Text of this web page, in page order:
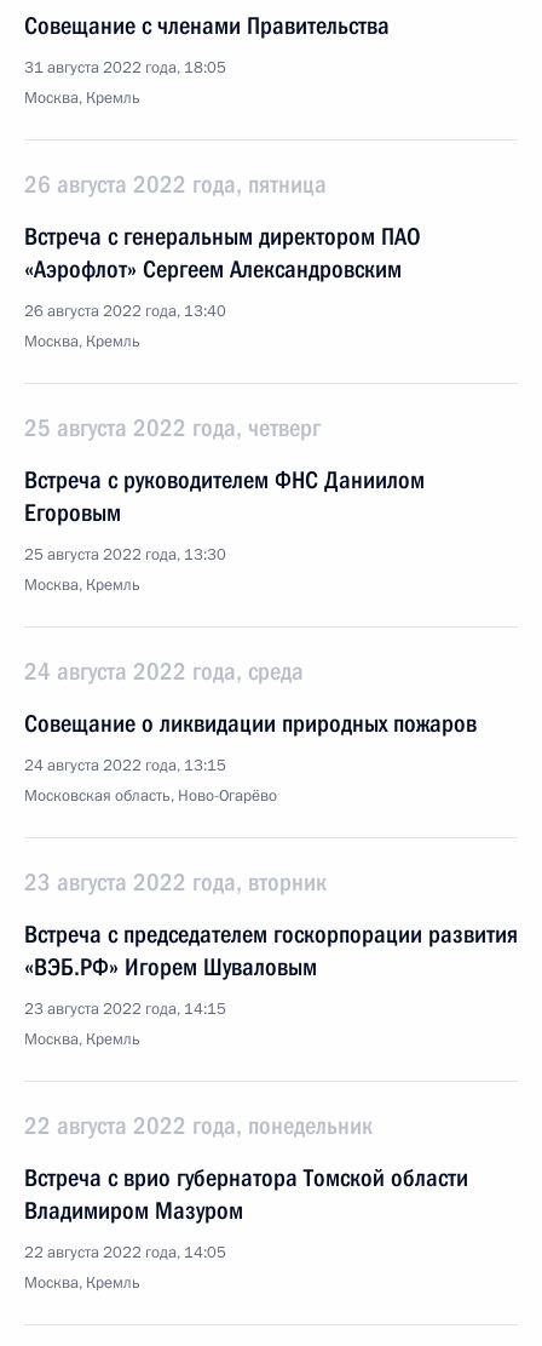
Совещание с членами Правительства
31 августа 2022 года, 18:05
Москва, Кремль
26 августа 2022 года, пятница
Встреча с генеральным директором ПАО
«Аэрофлот» Сергеем Александровским
26 августа 2022 года, 13:40
Москва, Кремль
25 августа 2022 года, четверг
Встреча с руководителем ФНС Даниилом
Егоровым
25 августа 2022 года, 13:30
Москва, Кремль
24 августа 2022 года, среда
Совещание о ликвидации природных пожаров
24 августа 2022 года, 13:15
Московская область, Ново-Огарёво
23 августа 2022 года, вторник
Встреча с председателем госкорпорации развития
«ВЭБ.РФ» Игорем Шуваловым
23 августа 2022 года, 14:15
Москва, Кремль
22 августа 2022 года, понедельник
Встреча с врио губернатора Томской области
Владимиром Мазуром
22 августа 2022 года, 14:05
Москва, Кремль